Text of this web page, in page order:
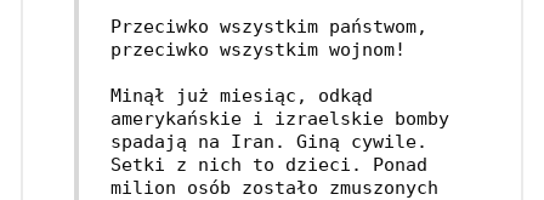
Przeciwko wszystkim państwom,
przeciwko wszystkim wojnom!
Minął już miesiąc, odkąd
amerykańskie i izraelskie bomby
spadają na Iran. Giną cywile.
Setki z nich to dzieci. Ponad
milion osób zostało zmuszonych